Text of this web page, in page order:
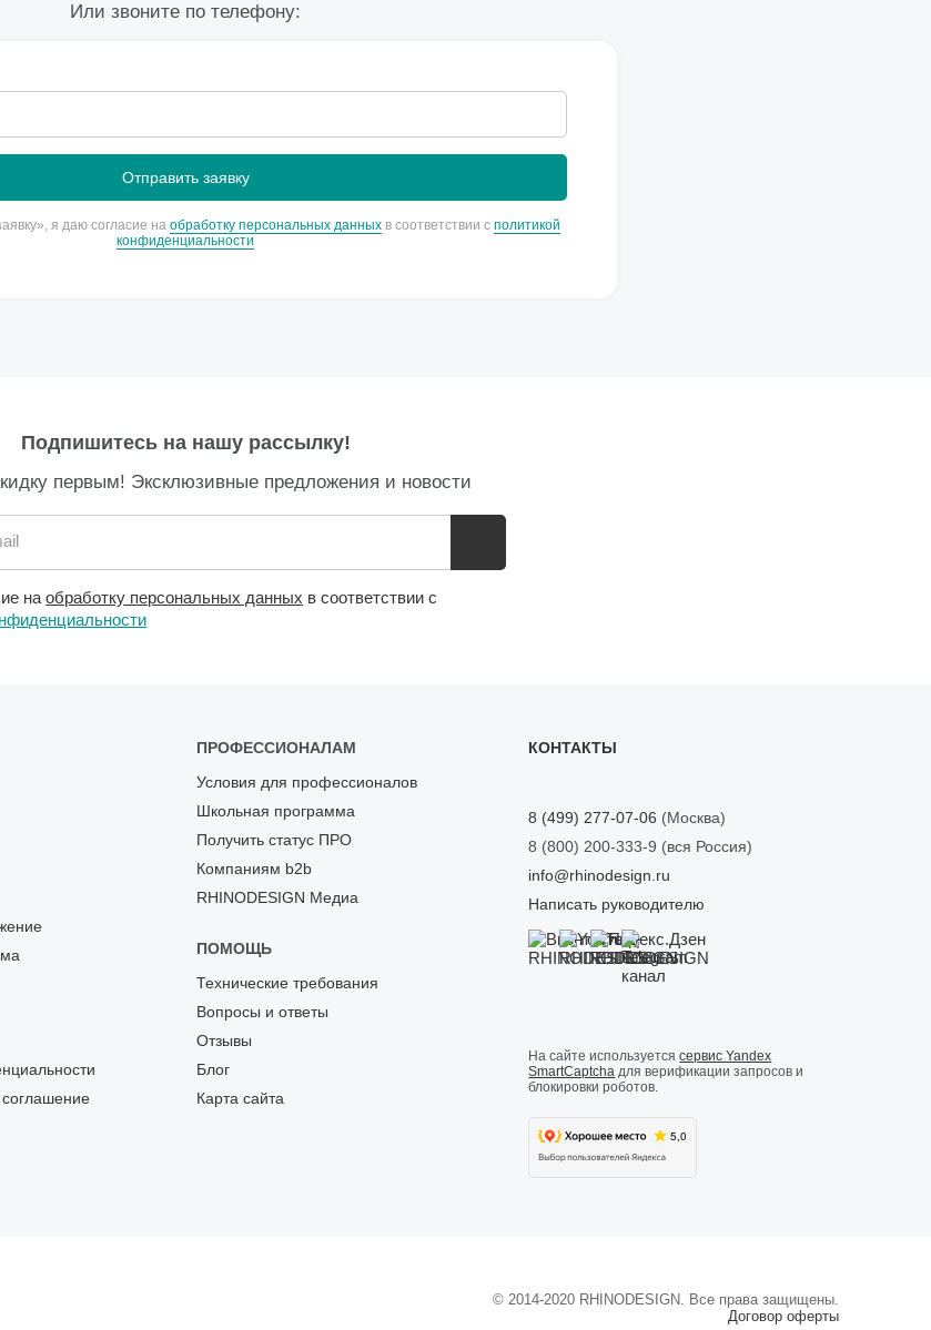
Или звоните по телефону:
я даю согласие на обработку персональных данных в соответствии с политикой
конфиденциальности
Подпишитесь на нашу рассылку!
первым! Эксклюзивные предложения и новости
наобработку персональных данных в соответствии с
соглашение
ПРОФЕССИОНАЛАМ
Условия для профессионалов
Школьная программа
Получить статус ПРО
Компаниям b2b
RHINODESIGN Медиа
ПОМОЩЬ
Технические требования
Вопросы и ответы
Отзывы
Блог
Карта сайта
КОНТАКТЫ
8 (499) 277-07-06 (Москва)
8 (800) 200-333-9 (вся Россия)
info@rhinodesign.ru
Написать руководителю
На сайте используетсясервис Yandex
SmartCaptcha для верификации запросов и
блокировки роботов.
© 2014-2020RHINODESIGN. Все права защищены.
Договор оферты